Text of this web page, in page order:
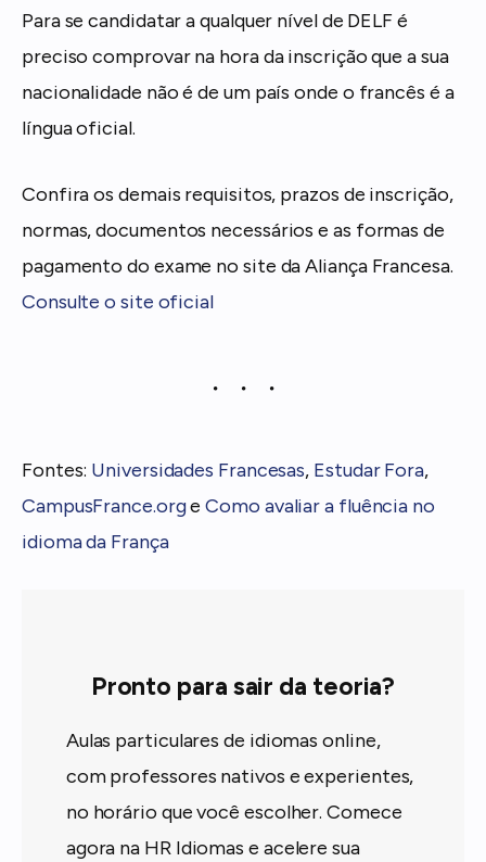
Para se candidatar a qualquer nível de DELF é
preciso comprovar na hora da inscrição que a sua
nacionalidade não é de um país onde o francês é a
língua oficial.
Confira os demais requisitos, prazos de inscrição,
normas, documentos necessários e as formas de
pagamento do exame no site da Aliança Francesa.
Consulte o site oficial
Fontes: Universidades Francesas, Estudar Fora,
CampusFrance.orgeComo avaliar a fluência no
idioma da França
Pronto para sair da teoria?
Aulas particulares de idiomas online,
com professores nativos e experientes,
no horário que você escolher. Comece
agora na HR Idiomas e acelere sua